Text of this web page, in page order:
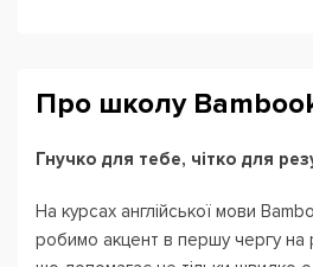
Про школу
Гнучко для тебе, чітко для
На курсах англійської мови
робимо акцент в першу чергу на